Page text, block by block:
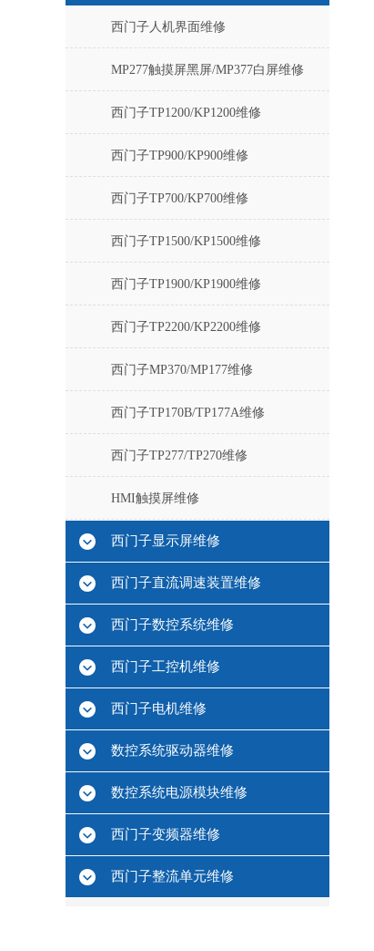
西门子人机界面维修
MP277触摸屏黑屏/MP377白屏维修
西门子TP1200/KP1200维修
西门子TP900/KP900维修
西门子TP700/KP700维修
西门子TP1500/KP1500维修
西门子TP1900/KP1900维修
西门子TP2200/KP2200维修
西门子MP370/MP177维修
西门子TP170B/TP177A维修
西门子TP277/TP270维修
HMI触摸屏维修
西门子显示屏维修
西门子直流调速装置维修
西门子数控系统维修
西门子工控机维修
西门子电机维修
数控系统驱动器维修
数控系统电源模块维修
西门子变频器维修
西门子整流单元维修